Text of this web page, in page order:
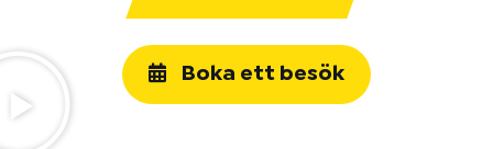
Boka ett besök